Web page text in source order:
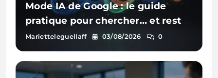
Mode IA de Google : le guide
pratique pour chercher… et rester
visible
Marietteleguellaff 03/08/2026 0